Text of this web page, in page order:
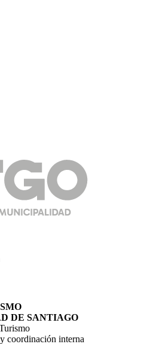
DE SANTIAGO
coordinación interna